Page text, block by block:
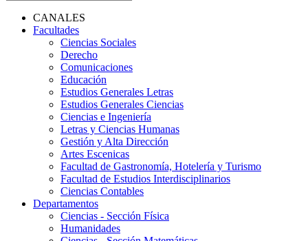
CANALES
Facultades
Ciencias Sociales
Derecho
Comunicaciones
Educación
Estudios Generales Letras
Estudios Generales Ciencias
Ciencias e Ingeniería
Letras y Ciencias Humanas
Gestión y Alta Dirección
Artes Escenicas
Facultad de Gastronomía, Hotelería y Turismo
Facultad de Estudios Interdisciplinarios
Ciencias Contables
Departamentos
Ciencias - Sección Física
Humanidades